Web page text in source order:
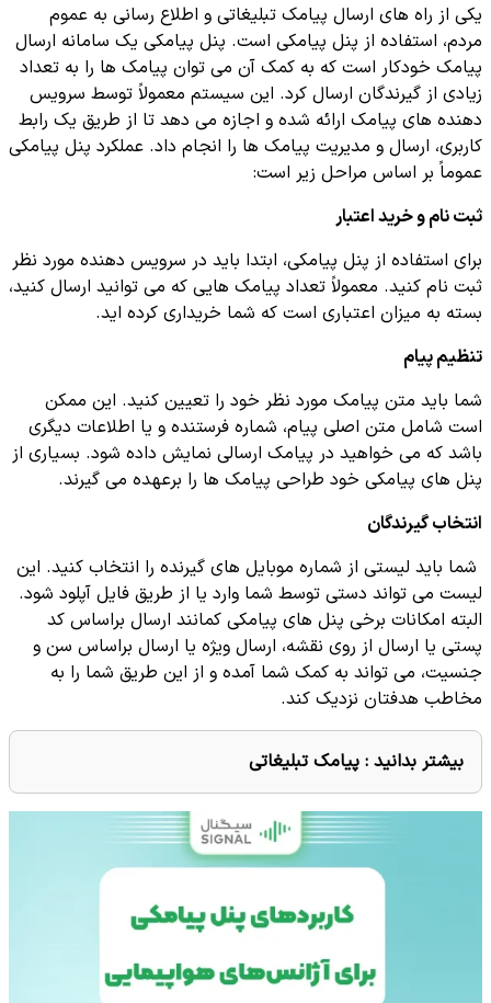
یکی از راه های ارسال پیامک تبلیغاتی و اطلاع رسانی به عموم
مردم، استفاده از پنل پیامکی است. پنل پیامکی یک سامانه ارسال
پیامک خودکار است که به کمک آن می توان پیامک ها را به تعداد
زیادی از گیرندگان ارسال کرد. این سیستم معمولاً توسط سرویس
دهنده های پیامک ارائه شده و اجازه می دهد تا از طریق یک رابط
کاربری، ارسال و مدیریت پیامک ها را انجام داد. عملکرد پنل پیامکی
عموماً بر اساس مراحل زیر است:
ثبت نام و خرید اعتبار
برای استفاده از پنل پیامکی، ابتدا باید در سرویس دهنده مورد نظر
ثبت نام کنید. معمولاً تعداد پیامک هایی که می توانید ارسال کنید،
بسته به میزان اعتباری است که شما خریداری کرده اید.
تنظیم پیام
شما باید متن پیامک مورد نظر خود را تعیین کنید. این ممکن
است شامل متن اصلی پیام، شماره فرستنده و یا اطلاعات دیگری
باشد که می خواهید در پیامک ارسالی نمایش داده شود. بسیاری از
پنل های پیامکی خود طراحی پیامک ها را برعهده می گیرند.
انتخاب گیرندگان
شما باید لیستی از شماره موبایل های گیرنده را انتخاب کنید. این
لیست می تواند دستی توسط شما وارد یا از طریق فایل آپلود شود.
البته امکانات برخی پنل های پیامکی کمانند ارسال براساس کد
پستی یا ارسال از روی نقشه، ارسال ویژه یا ارسال براساس سن و
جنسیت، می تواند به کمک شما آمده و از این طریق شما را به
مخاطب هدفتان نزدیک کند.
بیشتر بدانید : پیامک تبلیغاتی